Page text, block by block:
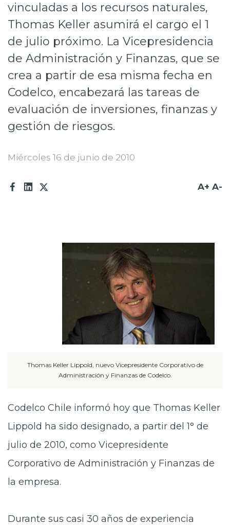
Prensa
Trabaja en Codelco
Transparencia activa
Canales de denuncia
Proveedores
Acceso trabajadores/as
vinculadas a los recursos naturales,
Thomas Keller asumirá el cargo el 1
de julio próximo. La Vicepresidencia
de Administración y Finanzas, que se
crea a partir de esa misma fecha en
Codelco, encabezará las tareas de
evaluación de inversiones, finanzas y
gestión de riesgos.
Miércoles 16 de junio de 2010
A+ A-
Thomas Keller Lippold, nuevo Vicepresidente Corporativo de
Administración y Finanzas de Codelco.
Codelco Chile informó hoy que Thomas Keller
Lippold ha sido designado, a partir del 1° de
julio de 2010, como Vicepresidente
Corporativo de Administración y Finanzas de
la empresa.
Durante sus casi 30 años de experiencia